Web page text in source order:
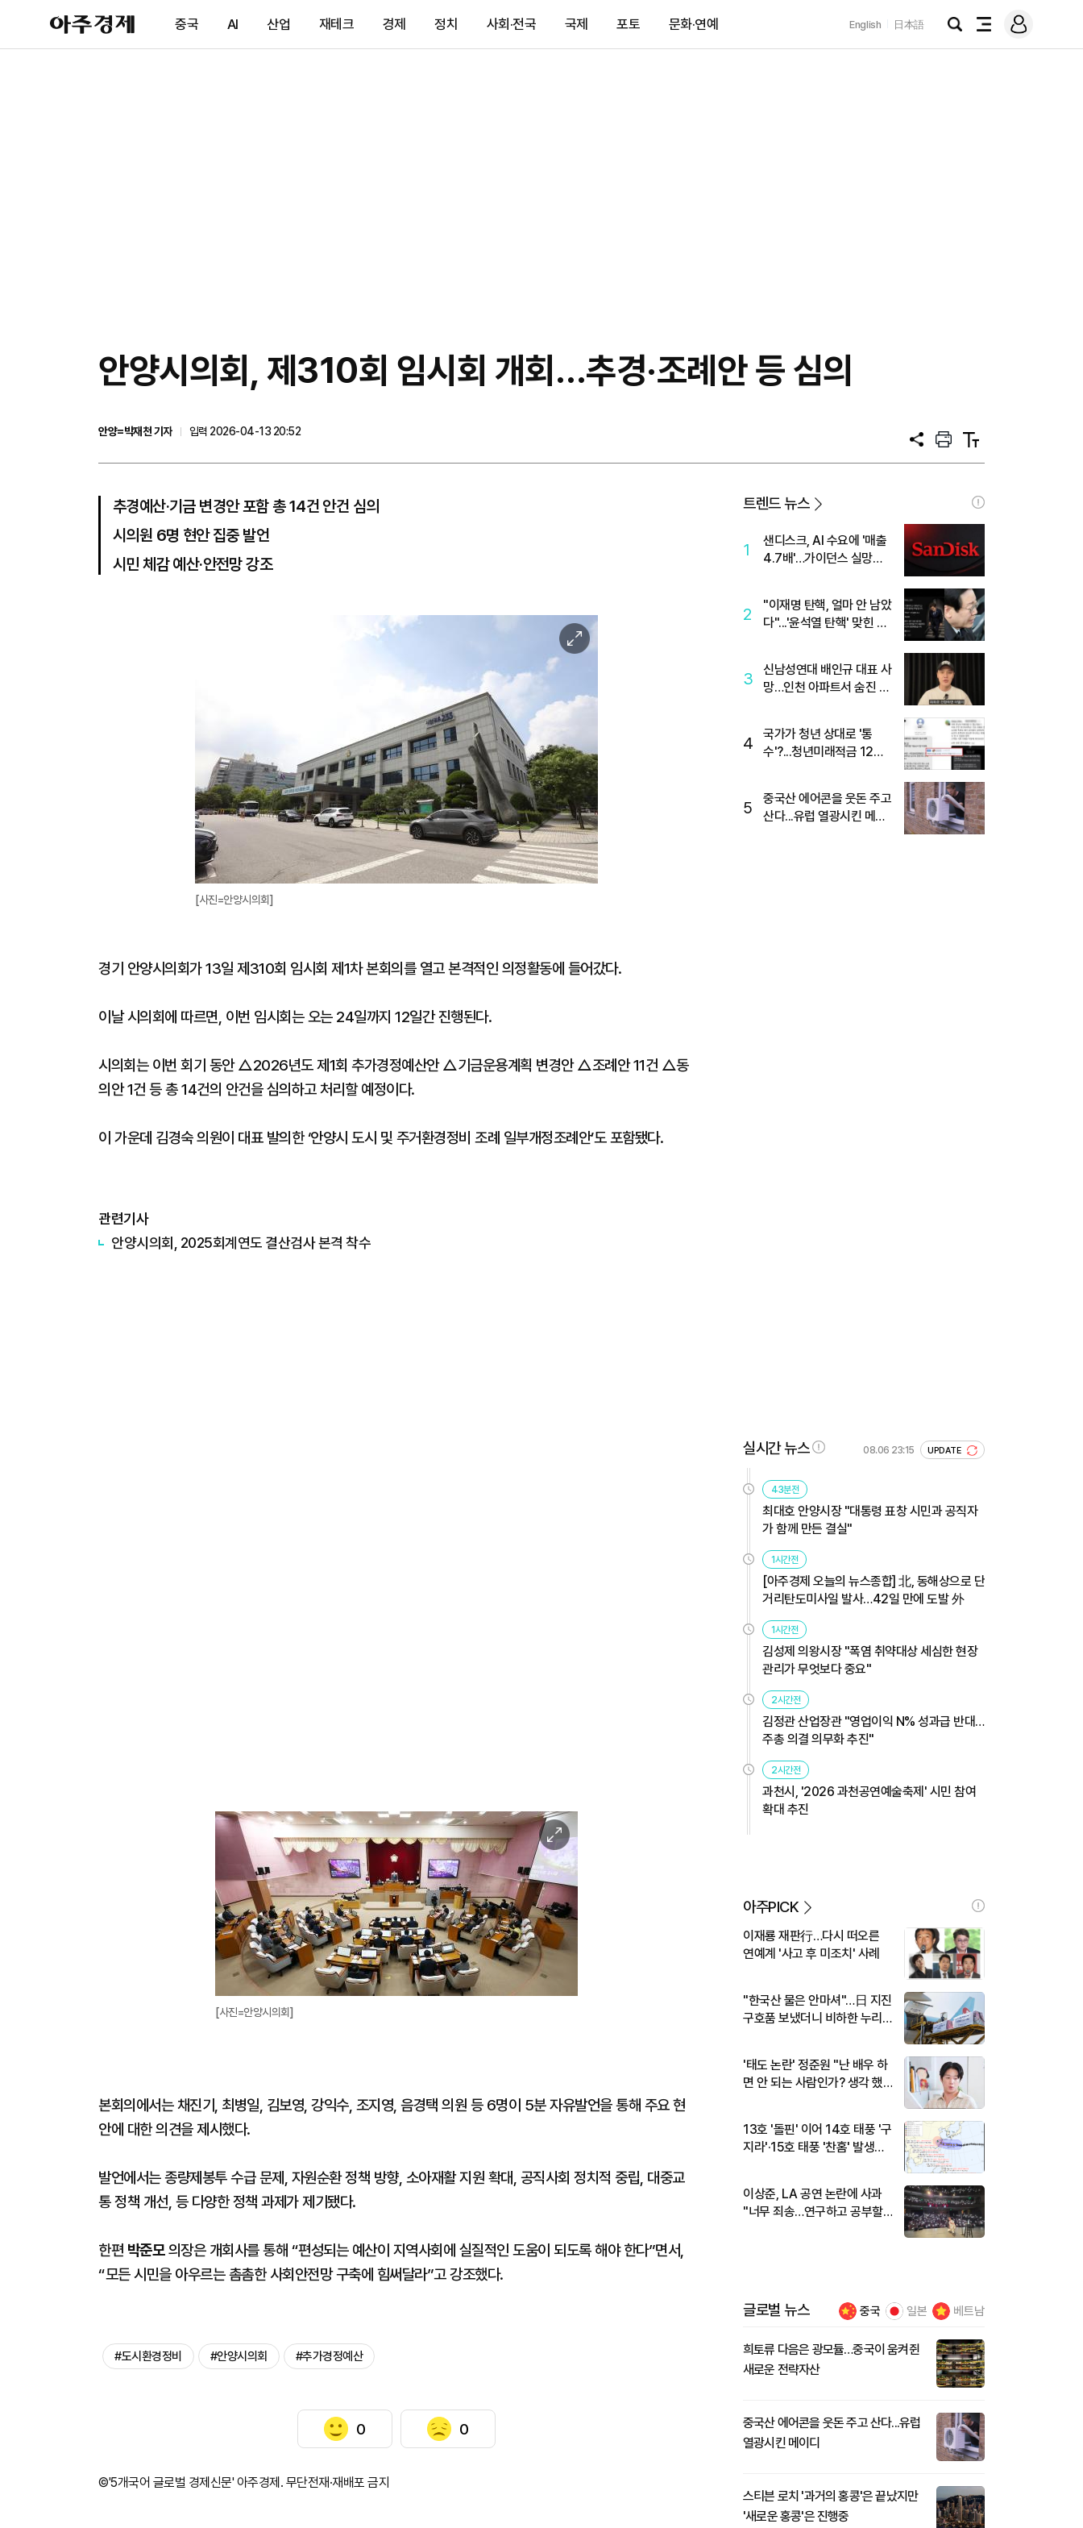
아
주
제
중국 AI 산업 재테크 경제 정치 사회·전국 국제 포토 문화·연예 English 日本語
검
전
메
그
안양시의회, 제310회 임시회 개회…추경·조례안 등 심의
안양=박재천 기자
입력 2026-04-13 20:52
공
프
트
텍
트
추경예산·기금 변경안 포함 총 14건 안건 심의
시의원 6명 현안 집중 발언
시민 체감 예산·안전망 강조
이
미
확
[사진=안양시의회]
경기 안양시의회가 13일 제310회 임시회 제1차 본회의를 열고 본격적인 의정활동에 들어갔다.
이날 시의회에 따르면, 이번 임시회는 오는 24일까지 12일간 진행된다.
시의회는 이번 회기 동안 △2026년도 제1회 추가경정예산안 △기금운용계획 변경안 △조례안 11건 △동
의안 1건 등 총 14건의 안건을 심의하고 처리할 예정이다.
이 가운데 김경숙 의원이 대표 발의한 ‘안양시 도시 및 주거환경정비 조례 일부개정조례안’도 포함됐다.
관련기사
안양시의회, 2025회계연도 결산검사 본격 착수
이
미
지
확
대
[사진=안양시의회]
본회의에서는 채진기, 최병일, 김보영, 강익수, 조지영, 음경택 의원 등 6명이 5분 자유발언을 통해 주요 현
안에 대한 의견을 제시했다.
발언에서는 종량제봉투 수급 문제, 자원순환 정책 방향, 소아재활 지원 확대, 공직사회 정치적 중립, 대중교
통 정책 개선, 등 다양한 정책 과제가 제기됐다.
한편 박준모의장은 개회사를 통해 “편성되는 예산이 지역사회에 실질적인 도움이 되도록 해야 한다”면서,
“모든 시민을 아우르는 촘촘한 사회안전망 구축에 힘써달라”고 강조했다.
#도시환경정비 #안양시의회 #추가경정예산
0 0
©'5개국어 글로벌 경제신문' 아주경제. 무단전재·재배포 금지
트렌드 뉴스
1
샌디스크, AI 수요에 '매출
4.7배'…가이던스 실망에
2
"이재명 탄핵, 얼마 안 남았
다"...'윤석열 탄핵' 맞힌 무
3
신남성연대 배인규 대표 사
망…인천 아파트서 숨진 채
4
국가가 청년 상대로 '통
수'?...청년미래적금 12%
5
중국산 에어콘을 웃돈 주고
산다...유럽 열광시킨 메이
실시간 뉴스 08.06 23:15 UPDATE
43분전
최대호 안양시장 "대통령 표창 시민과 공직자
가 함께 만든 결실"
1시간전
[아주경제 오늘의 뉴스종합] 北, 동해상으로 단
거리탄도미사일 발사…42일 만에 도발 外
1시간전
김성제 의왕시장 "폭염 취약대상 세심한 현장
관리가 무엇보다 중요"
2시간전
김정관 산업장관 "영업이익 N% 성과급 반대…
주총 의결 의무화 추진"
2시간전
과천시, '2026 과천공연예술축제' 시민 참여
확대 추진
아주PICK
이재룡 재판行…다시 떠오른
연예계 '사고 후 미조치' 사례
"한국산 물은 안마셔"…日 지진
구호품 보냈더니 비하한 누리
'태도 논란' 정준원 "난 배우 하
면 안 되는 사람인가? 생각 했
13호 '돌핀' 이어 14호 태풍 '구
지라'·15호 태풍 '찬홈' 발생…
이상준, LA 공연 논란에 사과
"너무 죄송…연구하고 공부할
글로벌 뉴스 중국 일본 베트남
희토류 다음은 광모듈…중국이 움켜쥔
새로운 전략자산
중국산 에어콘을 웃돈 주고 산다...유럽
열광시킨 메이디
스티븐 로치 '과거의 홍콩'은 끝났지만
'새로운 홍콩'은 진행중